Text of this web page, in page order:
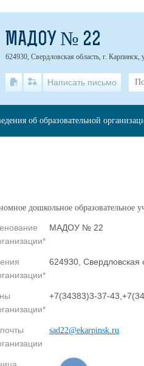
дошкольное образовательное
МАДОУ № 22
624930, Свердловская
+7(34383)3-37-
sad22@ekarpinsk.ru
МАДОУ № 22
624930, Свердловская область, г. Карпинск,
Написать письмо
об образовательной